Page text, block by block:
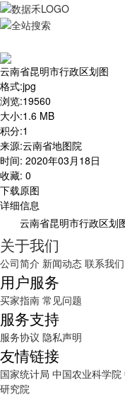
云南省昆明市行政区划图
格式:jpg
浏览:19560
大小:1.6 MB
积分:1
来源:云南省地图院
时间: 2020年03月18日
收藏: 0
下载原图
详细信息
云南省昆明市行政区划
关于我们
公司简介 新闻动态 联系我们
用户服务
买家指南 常见问题
服务支持
服务协议 隐私声明
友情链接
国家统计局 中国农业科学院
研究院